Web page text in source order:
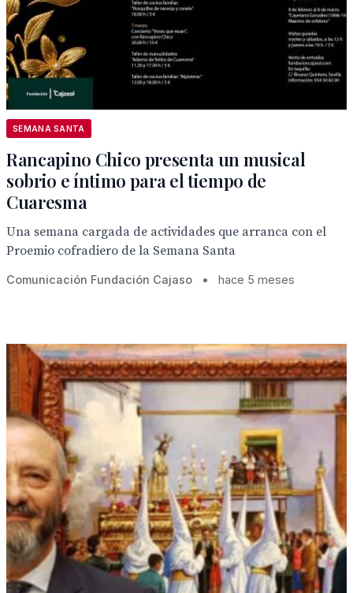
SEMANA SANTA
Rancapino Chico presenta un musical
sobrio e íntimo para el tiempo de
Cuaresma
Una semana cargada de actividades que arranca con el
Proemio cofradiero de la Semana Santa
Comunicación Fundación Cajaso • hace 5 meses